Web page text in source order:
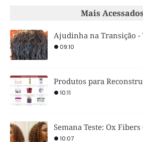
Mais Acessados
Ajudinha na Transição -
09:10
Produtos para
10:11
Semana Teste: Ox
10:07